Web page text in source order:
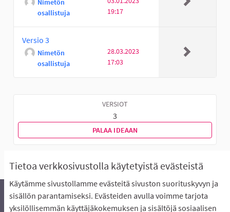
Tietoa verkkosivustolla käytetyistä evästeistä
Käytämme sivustollamme evästeitä sivuston suorituskyvyn ja
sisällön parantamiseksi. Evästeiden avulla voimme tarjota
yksilöllisemmän käyttäjäkokemuksen ja sisältöjä sosiaalisen
Nimetön
osallistuja
19:17
Versio 3
Nimetön
osallistuja
28.03.2023
17:03
VERSIOT
3
PALAA IDEAAN